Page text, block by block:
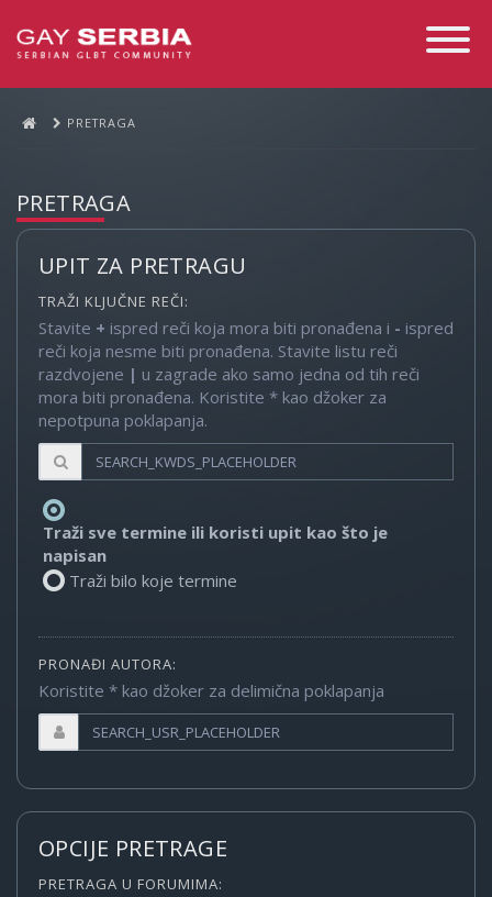
Toggle
PRETRAGA
PRETRAGA
UPIT ZA PRETRAGU
TRAŽI KLJUČNE REČI:
Stavite + ispred reči koja mora biti pronađena i - ispred
reči koja nesme biti pronađena. Stavite listu reči
razdvojene | u zagrade ako samo jedna od tih reči
mora biti pronađena. Koristite * kao džoker za
nepotpuna poklapanja.
Traži sve termine ili koristi upit kao što je
napisan
Traži bilo koje termine
PRONAĐI AUTORA:
Koristite * kao džoker za delimična poklapanja
OPCIJE PRETRAGE
PRETRAGA U FORUMIMA: